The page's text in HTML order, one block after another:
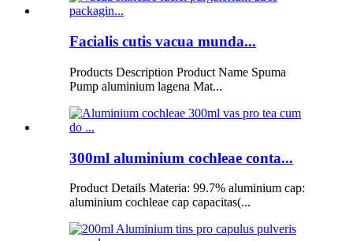
Facialis cutis vacua munda...
Products Description Product Name Spuma
Pump aluminium lagena Mat...
300ml aluminium cochleae conta...
Product Details Materia: 99.7% aluminium cap:
aluminium cochleae cap capacitas(...